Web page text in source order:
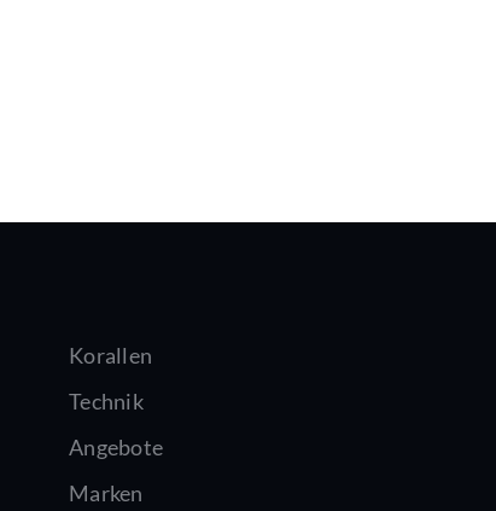
Korallen
Technik
Angebote
Marken